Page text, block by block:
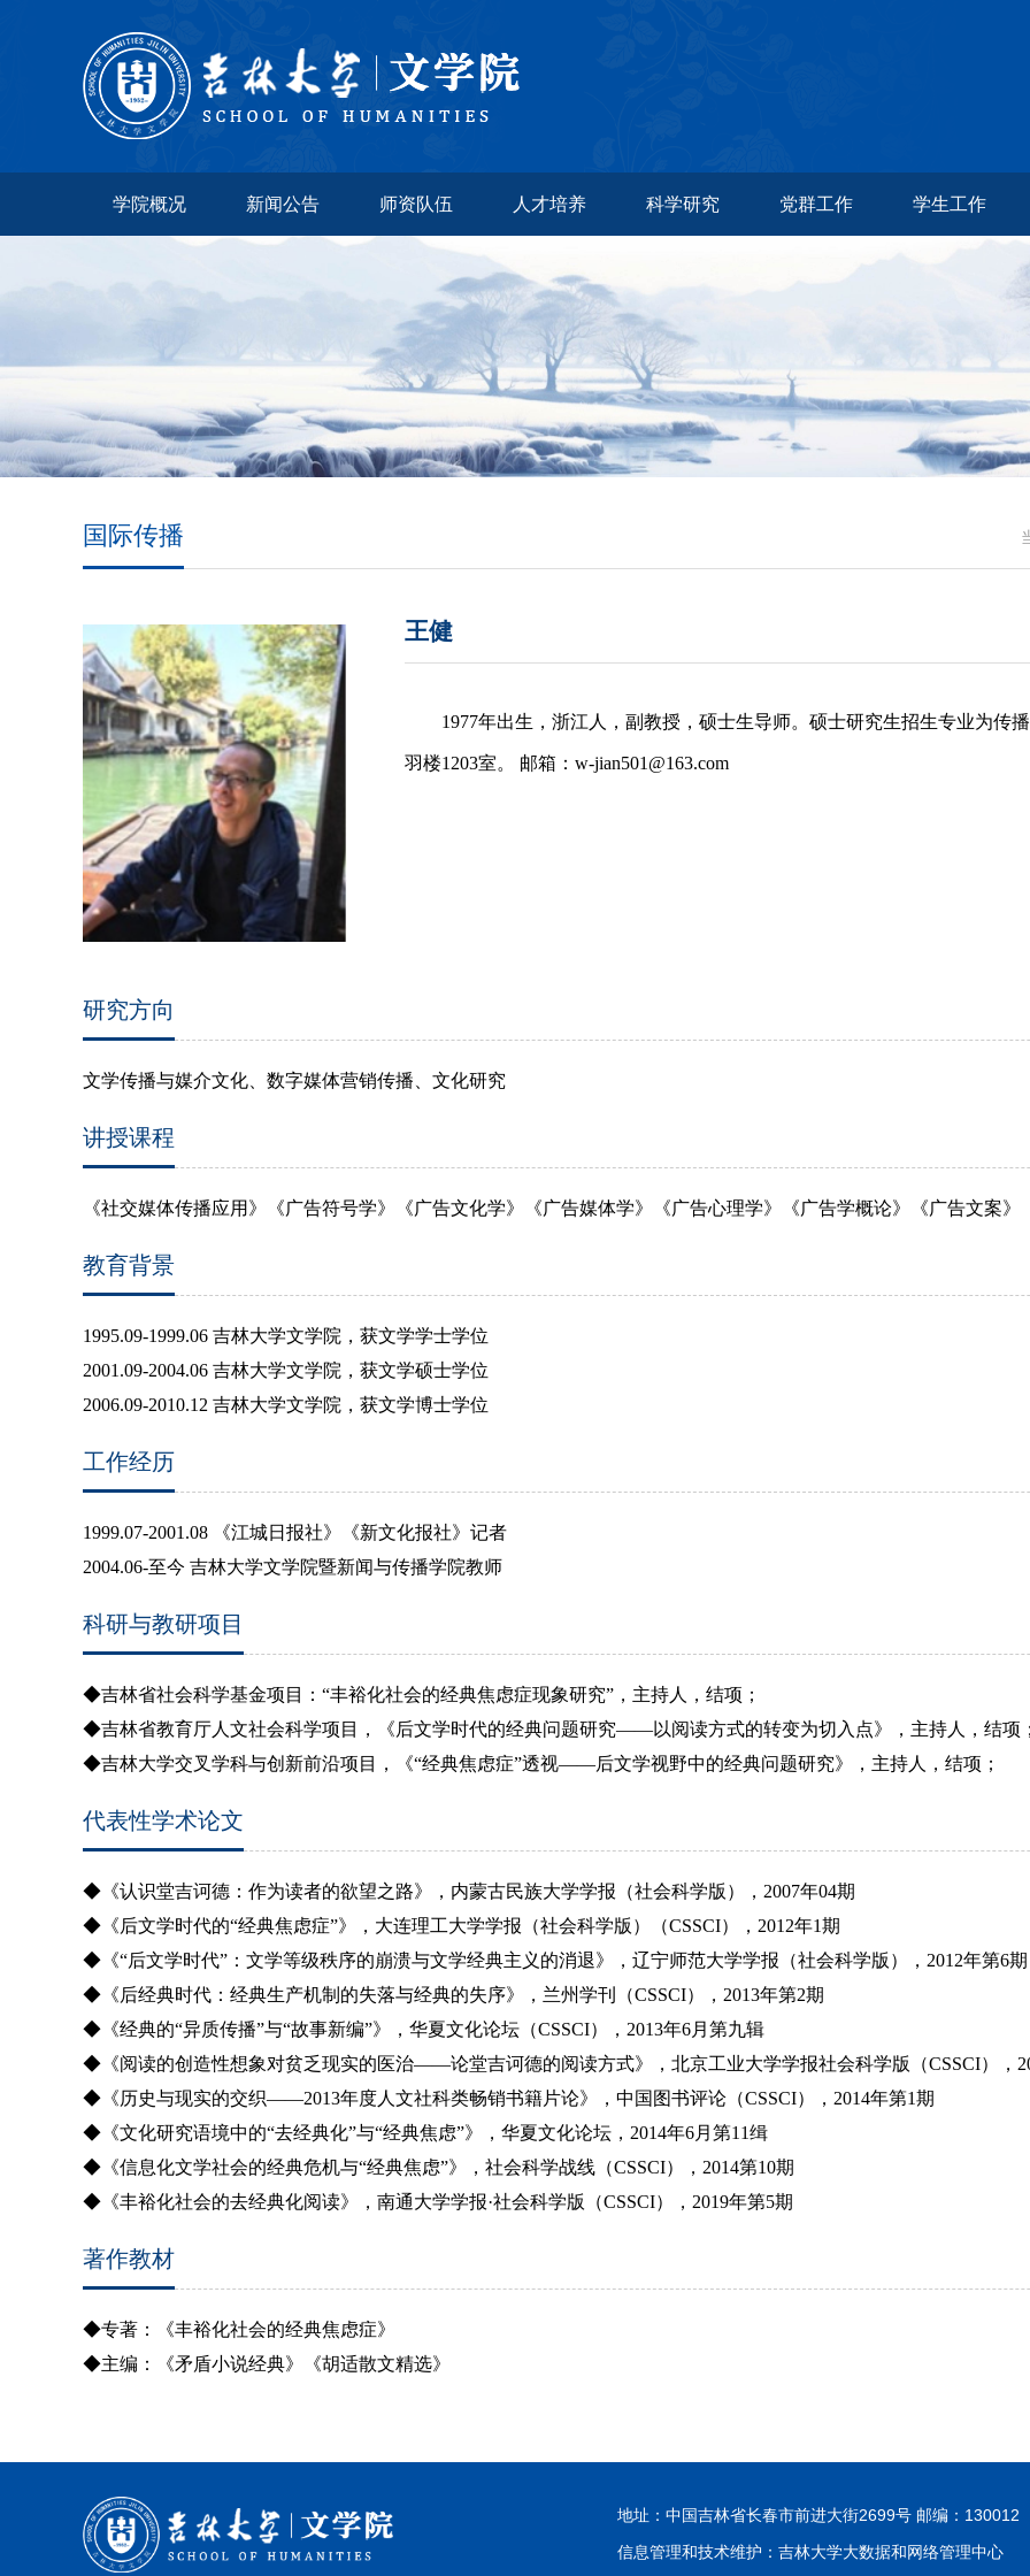
学院概况 新闻公告 师资队伍 人才培养 科学研究 党群工作 学生工作
国际传播
王健
1977年出生，浙江人，副教授，硕士生导师。硕士研究生招生专业为传
羽楼1203室。 邮箱：w-jian501@163.com
研究方向
文学传播与媒介文化、数字媒体营销传播、文化研究
讲授课程
《社交媒体传播应用》《广告符号学》《广告文化学》《广告媒体学》《广告心理学》《广告学概论》《广告文案》
教育背景
1995.09-1999.06 吉林大学文学院，获文学学士学位
2001.09-2004.06 吉林大学文学院，获文学硕士学位
2006.09-2010.12 吉林大学文学院，获文学博士学位
工作经历
1999.07-2001.08
《江城日报社》《新文化报社》记者
2004.06-至今 吉林大学文学院暨新闻与传播学院教师
科研与教研项目
◆吉林省社会科学基金项目：“丰裕化社会的经典焦虑症现象研究”，主持人，结项；
◆吉林省教育厅人文社会科学项目，《后文学时代的经典问题研究——以阅读方式的转变为切入点》，主持人，结项
◆吉林大学交叉学科与创新前沿项目，《“经典焦虑症”透视——后文学视野中的经典问题研究》，主持人，结项；
代表性学术论文
◆ 《认识堂吉诃德：作为读者的欲望之路》，内蒙古民族大学学报（社会科学版）， 2007年04期
◆《后文学时代的“经典焦虑症”》，大连理工大学学报（社会科学版）（CSSCI）， 2012年1期
◆《“后文学时代”：文学等级秩序的崩溃与文学经典主义的消退》，辽宁师范大学学报（社会科学版）， 2012年第6期
◆《后经典时代：经典生产机制的失落与经典的失序》，兰州学刊（CSSCI）， 2013年第2期
◆《经典的“异质传播”与“故事新编”》，华夏文化论坛（CSSCI）， 2013年6月第九辑
◆《阅读的创造性想象对贫乏现实的医治——论堂吉诃德的阅读方式》，北京工业大学学报社会科学版（CSSCI），
◆《历史与现实的交织——2013年度人文社科类畅销书籍片论》，中国图书评论（CSSCI）， 2014年第1期
◆《文化研究语境中的“去经典化”与“经典焦虑”》，华夏文化论坛， 2014年6月第11缉
◆《信息化文学社会的经典危机与“经典焦虑”》，社会科学战线（CSSCI）， 2014第10期
◆《丰裕化社会的去经典化阅读》，南通大学学报·社会科学版（CSSCI）， 2019年第5期
著作教材
◆专著：《丰裕化社会的经典焦虑症》
◆主编：《矛盾小说经典》《胡适散文精选》
地址：中国吉林省长春市前进大街2699号 邮编：130012
信息管理和技术维护：吉林大学大数据和网络管理中心